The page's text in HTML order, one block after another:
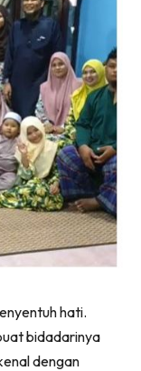
hati.
bidadarinya
dengan